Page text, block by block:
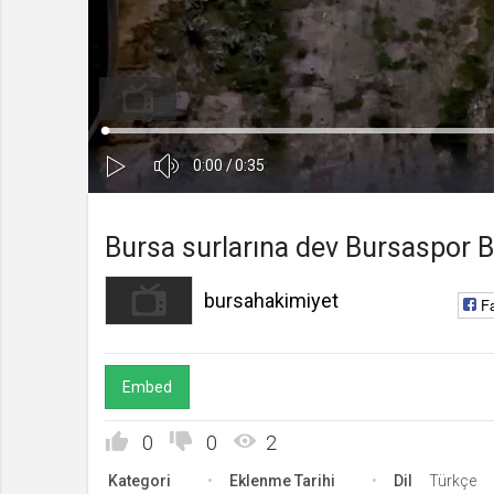
Ses
KapaSüre
0:00 /Toplam
0:35
Yükleniyor:
0%
bursahakimiyet
Kanala Katıl
Bursa surlarına dev Bursaspor
bursahakimiyet
Embed
0 0 2
Kategori Eklenme Tarihi Dil Türkçe